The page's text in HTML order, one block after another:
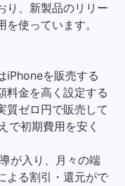
り、新製品のリリー
使っています。
iPhoneを販売する
料金を高く設定する
質ゼロ円で販売して
で初期費用を安く
が入り、月々の端
よる割引・還元がで